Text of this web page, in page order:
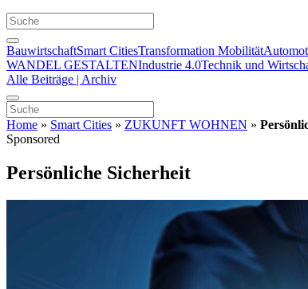
BauwirtschaftSmart CitiesTransformation Mobilität
WANDEL GESTALTENIndustrie 4.0Technik und
Alle Beiträge | Archiv
Home » Smart Cities » ZUKUNFT WOHNEN »
Sponsored
Persönliche Sicherheit